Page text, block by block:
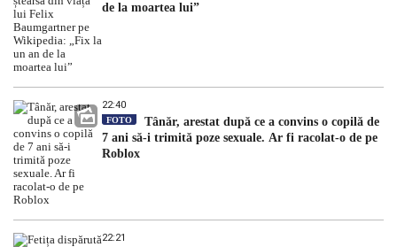
de la moartea lui”
22:40
FOTO
Tânăr, arestat după ce a convins o copilă de
7 ani să-i trimită poze sexuale. Ar fi racolat-o de pe
Roblox
22:21